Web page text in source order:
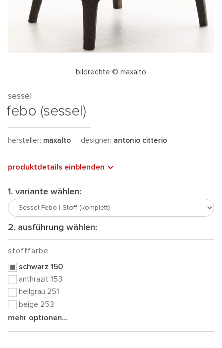
bildrechte © maxalto
sessel
febo (sessel)
hersteller: maxalto designer: antonio citterio
produktdetails einblenden
1. variante wählen:
2. ausführung wählen:
stofffarbe
schwarz 150
anthrazit 153
hellgrau 251
beige 253
mehr optionen...